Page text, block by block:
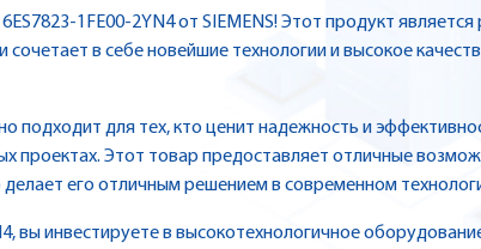
1FE00-2YN4 от SIEMENS! Этот продукт
в себе новейшие технологии и высокое
подходит для тех, кто ценит надежность и
проектах. Этот товар предоставляет отличные
его отличным решением в современном
вы инвестируете в высокотехнологичное